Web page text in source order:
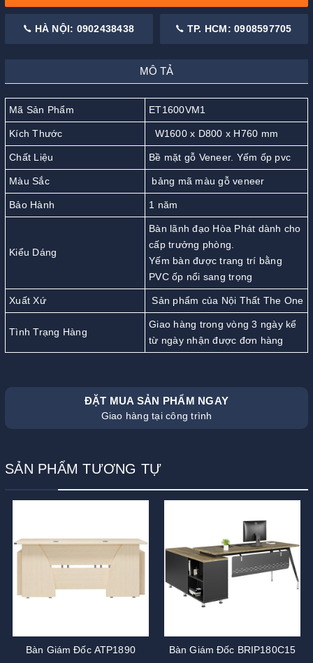
HÀ NỘI: 0902438438 TP. HCM: 0908597705
MÔ TẢ
Mã Sản Phẩm ET1600VM1
Kích Thước W1600 x D800 x H760 mm
Chất Liệu Bề mặt gỗ Veneer. Yếm ốp pvc
Màu Sắc bảng mã màu gỗ veneer
Bảo Hành 1 năm
Kiểu Dáng
Bàn lãnh đạo Hòa Phát dành cho
cấp trưởng phòng.
Yếm bàn được trang trí bằng
PVC ốp nổi sang trọng
Xuất Xứ Sản phẩm của Nội Thất The One
Tình Trạng Hàng
Giao hàng trong vòng 3 ngày kể
từ ngày nhận được đơn hàng
ĐẶT MUA SẢN PHẨM NGAY
Giao hàng tại công trình
SẢN PHẨM TƯƠNG TỰ
Bàn Giám Đốc ATP1890 Bàn Giám Đốc BRIP180C15